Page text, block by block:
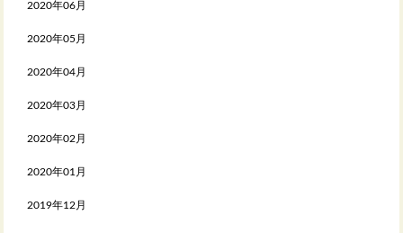
2020年06月
2020年05月
2020年04月
2020年03月
2020年02月
2020年01月
2019年12月